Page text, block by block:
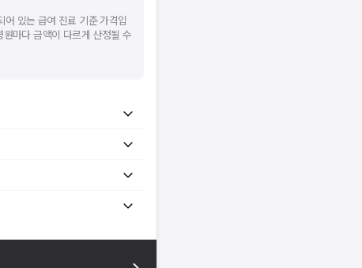
어 있는 급여 진료 기준 가격입
마다 금액이 다르게 산정될 수